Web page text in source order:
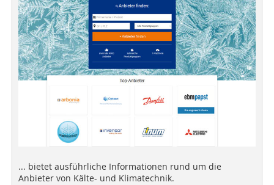
... bietet ausführliche Informationen rund um die
Anbieter von Kälte- und Klimatechnik.